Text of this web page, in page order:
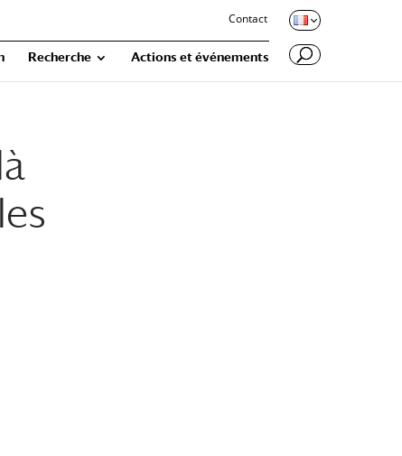
Contact
Recherche Actions et événements